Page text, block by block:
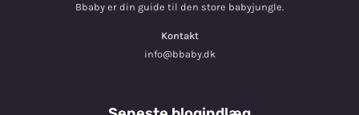
Bbaby er din guide til den store babyjungle.
Kontakt
info@bbaby.dk